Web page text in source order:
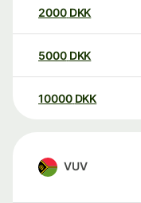
2000 DKK
5000 DKK
10000 DKK
VUV